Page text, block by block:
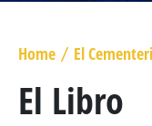
MAYOR
MARECHAL
Home / El
El Libro